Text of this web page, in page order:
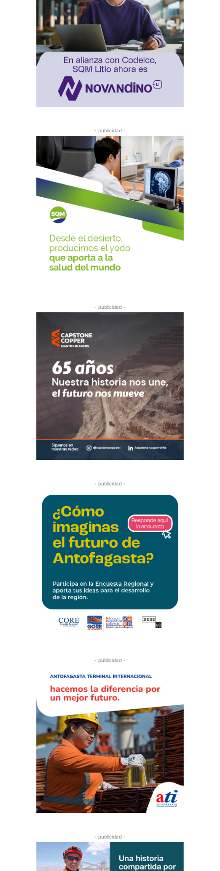
- publicidad -
- publicidad -
- publicidad -
- publicidad -
- publicidad -